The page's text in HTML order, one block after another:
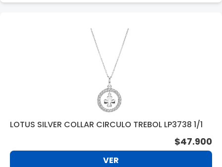
LOTUS SILVER COLLAR CIRCULO TREBOL LP3738 1/1
$47.900
VER